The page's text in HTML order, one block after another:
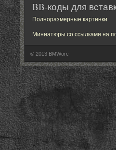
BB-коды для
Полноразмерные картинки.
Миниатюры со ссылками на
© 2013 BMWorc